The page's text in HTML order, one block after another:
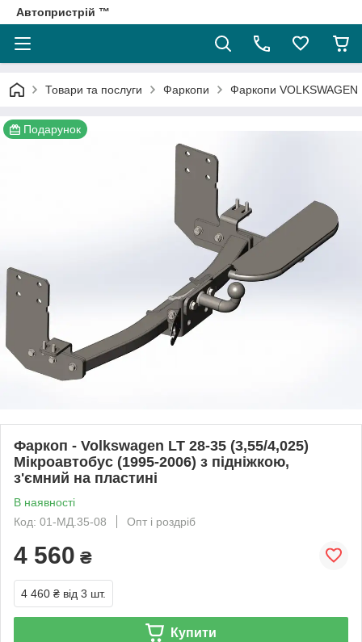
Автопристрій ™
Товари та послуги Фаркопи Фаркопи VOLKSWAGEN
Подарунок
Фаркоп - Volkswagen LT 28-35 (3,55/4,025)
Мікроавтобус (1995-2006) з підніжкою,
з'ємний на пластині
В наявності
Код: 01-МД.35-08
Опт і роздріб
4 560 ₴
4 460 ₴ від 3 шт.
Купити